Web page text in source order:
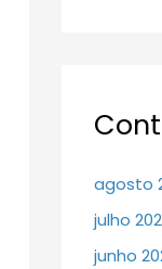
agosto
julho
junho